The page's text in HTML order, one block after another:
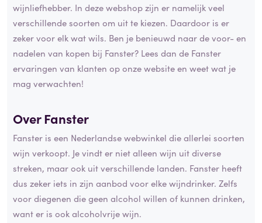
wijnliefhebber. In deze webshop zijn er namelijk veel
verschillende soorten om uit te kiezen. Daardoor is er
zeker voor elk wat wils. Ben je benieuwd naar de voor- en
nadelen van kopen bij Fanster? Lees dan de Fanster
ervaringen van klanten op onze website en weet wat je
mag verwachten!
Over Fanster
Fanster is een Nederlandse webwinkel die allerlei soorten
wijn verkoopt. Je vindt er niet alleen wijn uit diverse
streken, maar ook uit verschillende landen. Fanster heeft
dus zeker iets in zijn aanbod voor elke wijndrinker. Zelfs
voor diegenen die geen alcohol willen of kunnen drinken,
want er is ook alcoholvrije wijn.